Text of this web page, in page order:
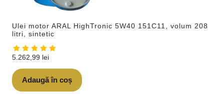
Ulei motor ARAL HighTronic 5W40 151C11, volum 208
litri, sintetic
5.262,99 lei
Adaugă în coș